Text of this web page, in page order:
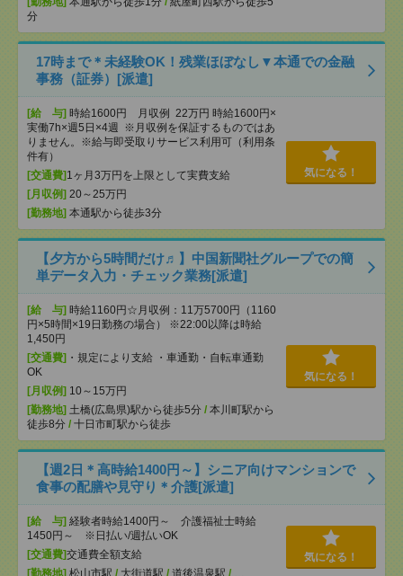
分
17時まで＊未経験OK！残業ほぼなし▼本通での金融
事務（証券）[派遣]
[給 与] 時給1600円 月収例 22万円 時給1600円×
実働7h×週5日×4週 ※月収例を保証するものではあ
りません。※給与即受取りサービス利用可（利用条
件有）
[交通費]1ヶ月3万円を上限として実費支給
[月収例] 20～25万円
[勤務地] 本通駅から徒歩3分
気になる！
【夕方から5時間だけ♬】中国新聞社グループでの簡
単データ入力・チェック業務[派遣]
[給 与] 時給1160円☆月収例：11万5700円（1160
円×5時間×19日勤務の場合） ※22:00以降は時給
1,450円
[交通費] ・規定により支給 ・車通勤・自転車通勤
OK
[月収例] 10～15万円
[勤務地] 土橋(広島県)駅から徒歩5分 / 本川町駅から
徒歩8分 / 十日市町駅から徒歩
気になる！
【週2日＊高時給1400円～】シニア向けマンションで
食事の配膳や見守り＊介護[派遣]
[給 与] 経験者時給1400円～ 介護福祉士時給
1450円～ ※日払い/週払いOK
[交通費]交通費全額支給
[勤務地] 松山市駅 / 大街道駅 / 道後温泉駅 / …
気になる！